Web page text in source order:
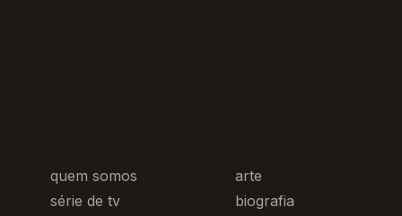
quem somos
série de tv
arte
biografia